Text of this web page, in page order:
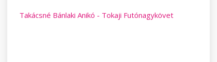
Takácsné Bánlaki Anikó - Tokaji Futónagykövet